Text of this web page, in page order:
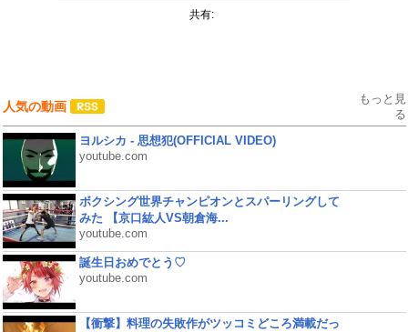
共有:
人気の動画
もっと見
る
ヨルシカ - 思想犯(OFFICIAL VIDEO)
youtube.com
ボクシング世界チャンピオンとスパーリングして
みた 【京口紘人VS朝倉海...
youtube.com
誕生日おめでとう♡
youtube.com
【衝撃】料理の失敗作がツッコミどころ満載だっ